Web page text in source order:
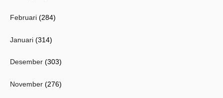
Februari (284)
Januari (314)
Desember (303)
November (276)